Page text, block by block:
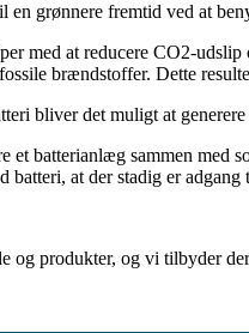
en grønnere fremtid ved at
med at reducere CO2-
brændstoffer. Dette
bliver det muligt at
et batterianlæg sammen med
batteri, at der stadig er
og produkter, og vi tilbyder